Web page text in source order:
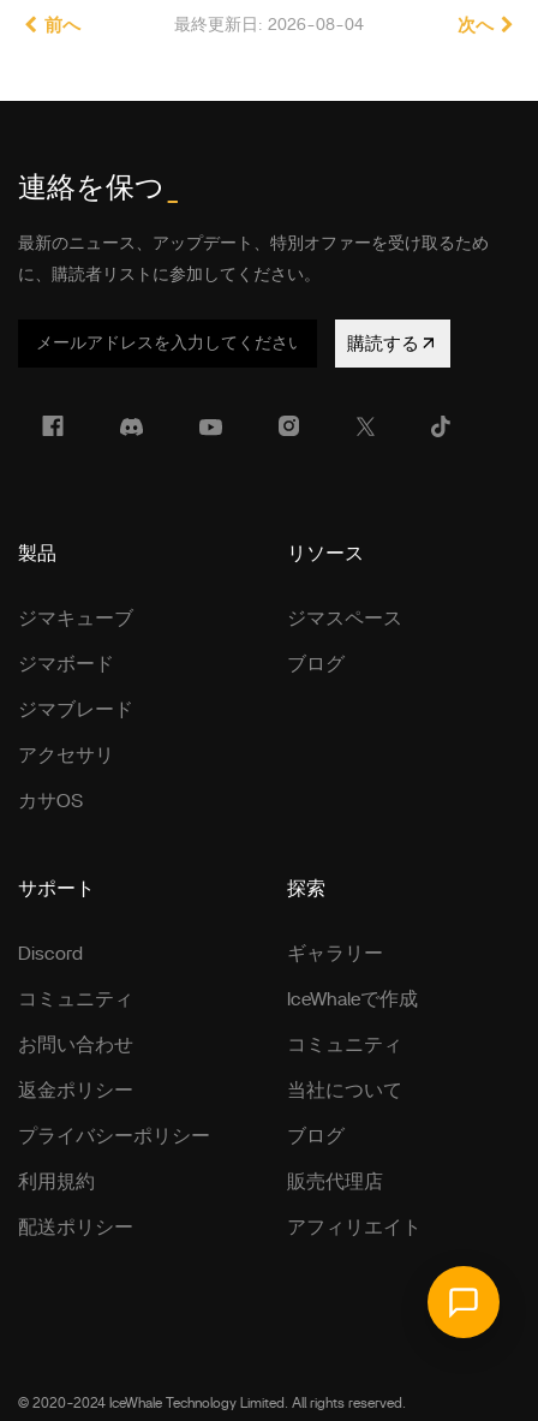
最終更新日: 2026-08-04
前へ 次へ
連絡を保つ
最新のニュース、アップデート、特別オファーを受け取るため
に、購読者リストに参加してください。
購読する
製品
ジマキューブ
ジマボード
ジマブレード
アクセサリ
カサOS
リソース
ジマスペース
ブログ
サポート
Discord
コミュニティ
お問い合わせ
返金ポリシー
プライバシーポリシー
利用規約
配送ポリシー
探索
ギャラリー
IceWhaleで作成
コミュニティ
当社について
ブログ
販売代理店
アフィリエイト
© 2020-2024 IceWhale Technology Limited. All rights reserved.